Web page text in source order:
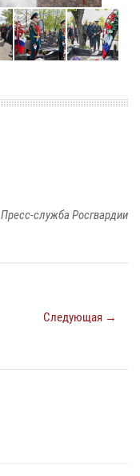
Пресс-служба Росгвардии
Следующая →